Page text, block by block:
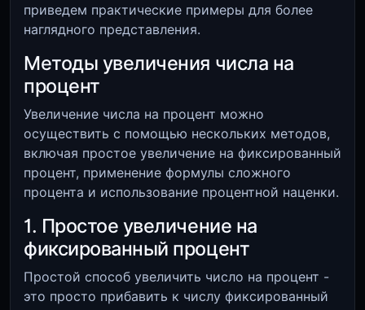
приведем практические примеры для более
наглядного представления.
Методы увеличения числа на
процент
Увеличение числа на процент можно
осуществить с помощью нескольких методов,
включая простое увеличение на фиксированный
процент, применение формулы сложного
процента и использование процентной наценки.
1. Простое увеличение на
фиксированный процент
Простой способ увеличить число на процент -
это просто прибавить к числу фиксированный